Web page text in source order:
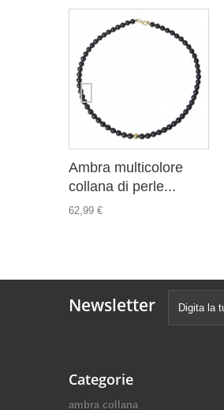
Ambra multicolore
collana di perle...
62,99 €
Newsletter
Categorie
ambra collana